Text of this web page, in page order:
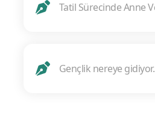
Tatil Sürecinde Anne
Gençlik nereye